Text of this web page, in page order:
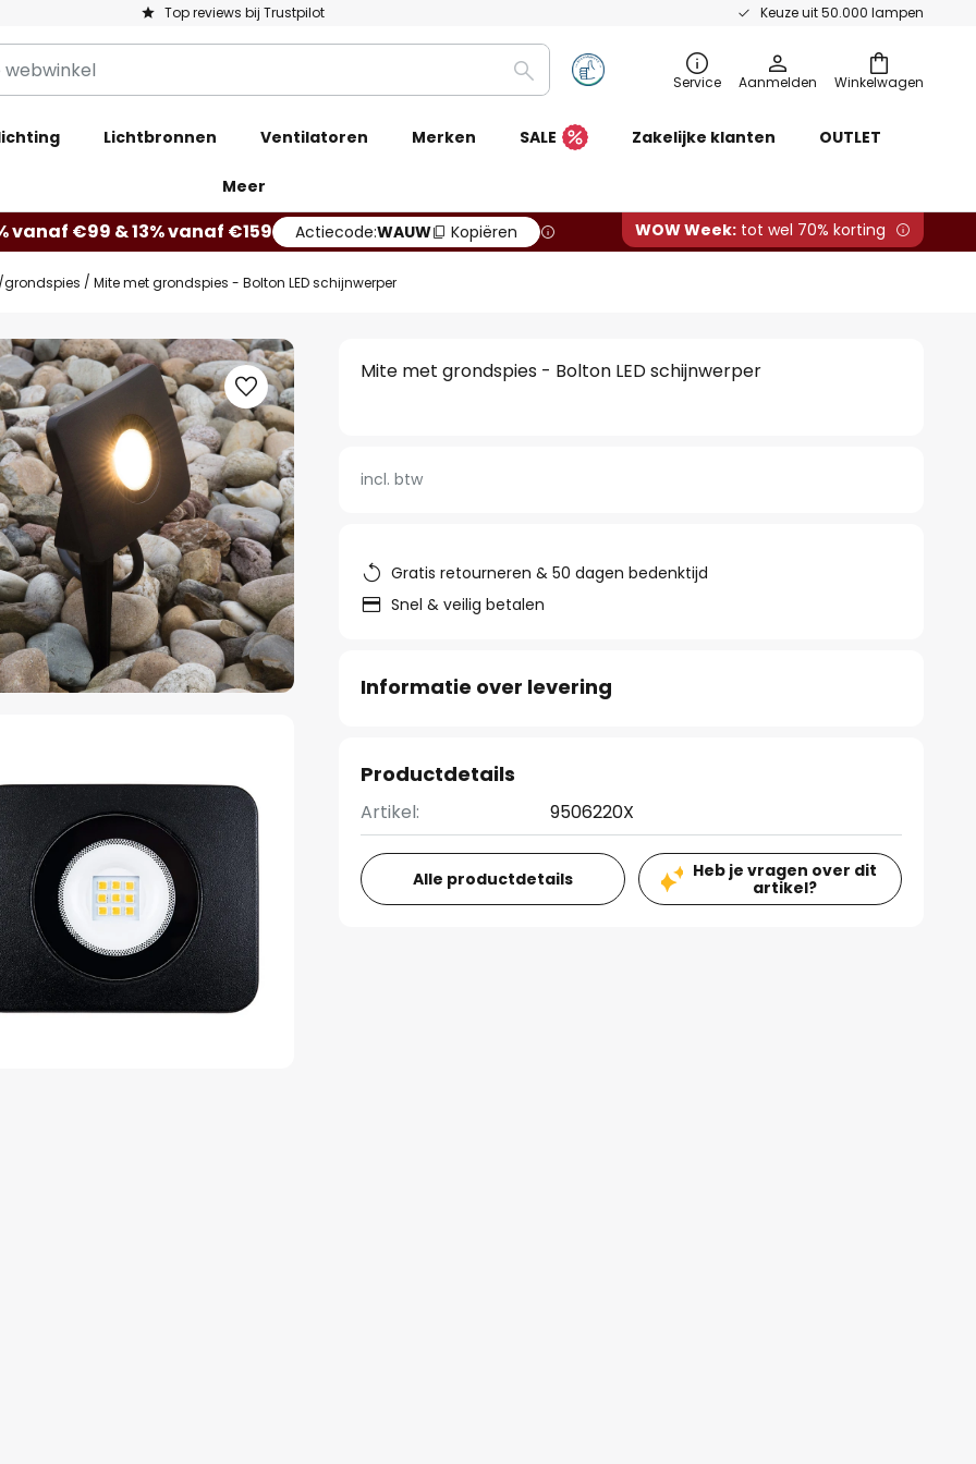
Top reviews bij Trustpilot Keuze uit 50.000 lampen
Winkelwagen
Zoeken Service Aanmelden
Lichtbronnen Ventilatoren Merken SALE Zakelijke klanten OUTLET
Meer
vanaf €99 & 13% vanaf €159 Actiecode:WAUW Kopiëren WOW Week: tot wel 70% korting
grondspies Mite met grondspies - Bolton LED schijnwerper
Mite met grondspies - Bolton LED schijnwerper
incl. btw
Gratis retourneren & 50 dagen bedenktijd
Snel & veilig betalen
Informatie over levering
Productdetails
Artikel: 9506220X
Alle productdetails
Heb je vragen over dit
artikel?